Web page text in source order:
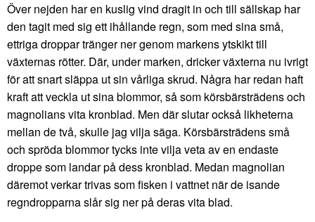
Över nejden har en kuslig vind dragit in och till sällskap har
den tagit med sig ett ihållande regn, som med sina små,
ettriga droppar tränger ner genom markens ytskikt till
växternas rötter. Där, under marken, dricker växterna nu ivrigt
för att snart släppa ut sin vårliga skrud. Några har redan haft
kraft att veckla ut sina blommor, så som körsbärsträdens och
magnolians vita kronblad. Men där slutar också likheterna
mellan de två, skulle jag vilja säga. Körsbärsträdens små
och spröda blommor tycks inte vilja veta av en endaste
droppe som landar på dess kronblad. Medan magnolian
däremot verkar trivas som fisken i vattnet när de isande
regndropparna slår sig ner på deras vita blad.